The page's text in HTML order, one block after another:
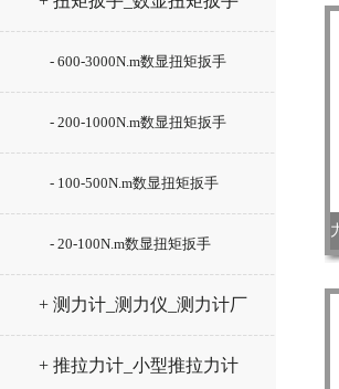
- 600-3000N.m数显扭矩扳手
- 200-1000N.m数显扭矩扳手
- 100-500N.m数显扭矩扳手
- 20-100N.m数显扭矩扳手
+ 测力计_测力仪_测力计厂
家
+ 推拉力计_小型推拉力计